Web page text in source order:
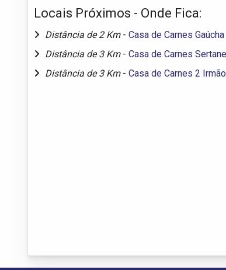
Locais Próximos - Onde Fica:
Distância de 2 Km - Casa de Carnes Gaúcha
Distância de 3 Km - Casa de Carnes
Distância de 3 Km - Casa de Carnes 2